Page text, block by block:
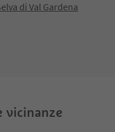
di Val Gardena
vicinanze